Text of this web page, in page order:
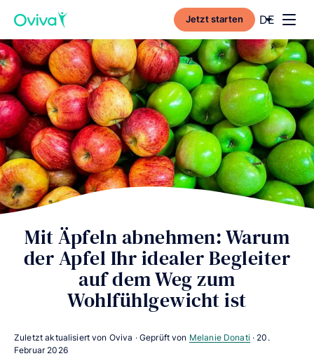
Jetzt starten Current
DE
Mit Äpfeln abnehmen: Warum
der Apfel Ihr idealer Begleiter
auf dem Weg zum
Wohlfühlgewicht ist
Zuletzt aktualisiert von Oviva · Geprüft von Melanie Donati · 20.
Februar 2026